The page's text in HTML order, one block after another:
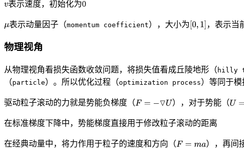
表示速度，初始化为0
表示动量因子（momentum coefficient），大小为 ，表示当
物理视角
从物理视角看损失函数收敛问题，将损失值看成丘陵地形（ hilly
（particle）。所以优化过程（optimization process）等同于
驱动粒子滚动的力就是势能负梯度（ ），对于势能（
在标准梯度下降中，势能梯度直接用于修改粒子滚动的距离
在经典动量中，将力作用于粒子的速度和方向（ ），再间